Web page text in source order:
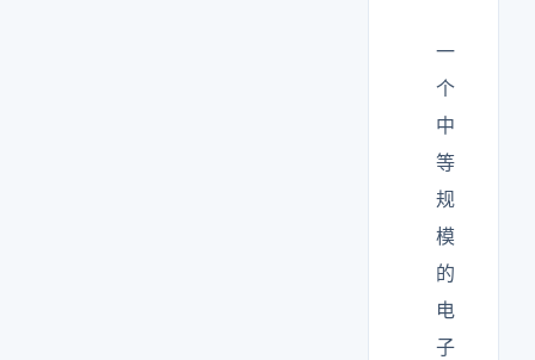
一
个
中
等
规
模
的
电
子